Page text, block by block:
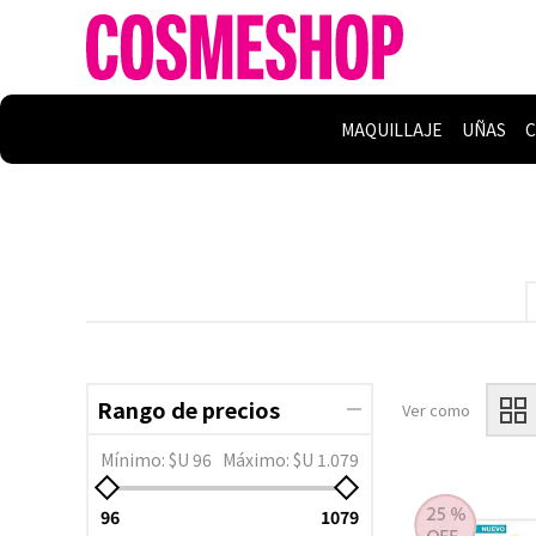
MAQUILLAJE UÑAS
Ver como
Rango de precios
Mínimo: $U 96 Máximo: $U 1.079
96 1079